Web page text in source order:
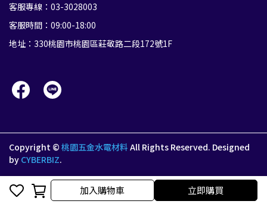
加入購物車 立即購買
客服專線：03-3028003
客服時間：09:00-18:00
地址：330桃園市桃園區莊敬路二段172號1F
Copyright © 桃園五金水電材料 All Rights Reserved. Designed
by CYBERBIZ.